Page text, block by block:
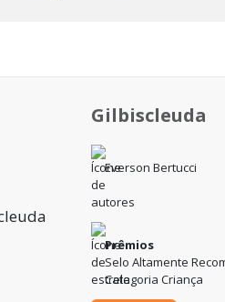
Gilbiscleuda
Everson Bertucci
Prêmios
Selo Altamente
Categoria Criança